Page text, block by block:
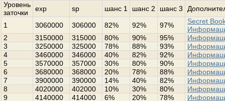
Уровень
заточки
exp sp шанс 1 шанс 2 шанс 3
1 3060000 306000 82% 92% 97%
Secret
2
3150000 315000 80% 90% 95%
3
3250000 325000 78% 88% 93%
4
3460000 346000 40% 82% 92%
5
3570000 357000 30% 80% 90%
6
3680000 368000 20% 78% 88%
7
3900000 390000 14% 40% 82%
8
4020000 402000 10% 30% 80%
9
4140000 414000 6% 20% 78%